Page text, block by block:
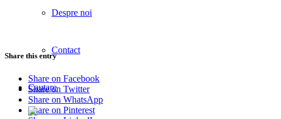
Despre noi
Contact
Cautare
Share this entry
Share on Facebook
Share on Twitter
Share on WhatsApp
Share on Pinterest